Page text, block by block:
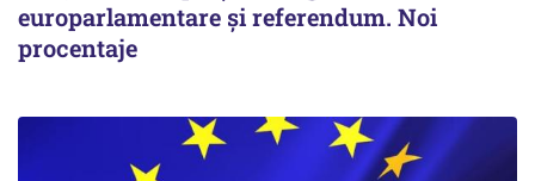
europarlamentare și referendum. Noi
procentaje